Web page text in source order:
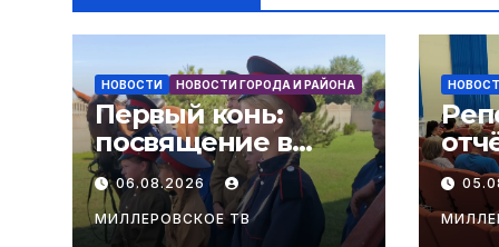
НОВОСТИ НОВОСТИ ГОРОДА И РАЙОНА
Первый конь:
посвящение в
казаки! В слободе
Поздеевка прошёл
очередной
06.08.2026
МИЛЛЕРОВСКОЕ ТВ